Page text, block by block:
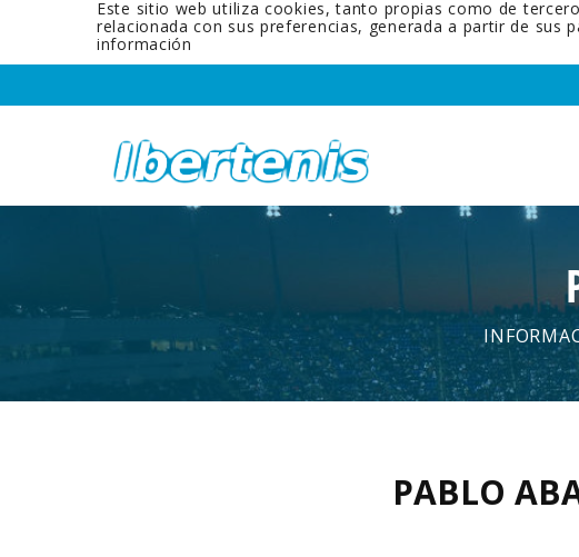
Este sitio web utiliza cookies, tanto propias como de
relacionada con sus preferencias, generada a partir de sus
información
PABLO